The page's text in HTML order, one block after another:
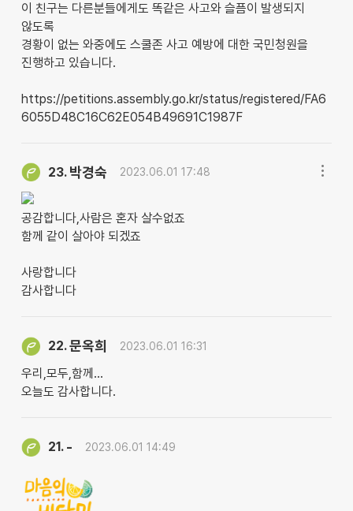
이 친구는 다른분들에게도 똑같은 사고와 슬픔이 발생되지
않도록
경황이 없는 와중에도 스쿨존 사고 예방에 대한 국민청원을
진행하고 있습니다.
https://petitions.assembly.go.kr/status/registered/FA6
6055D48C16C62E054B49691C1987F
23. 박경숙 2023.06.01 17:48
공감합니다,사람은 혼자 살수없죠
함께 같이 살아야 되겠죠
사랑합니다
감사합니다
22.문옥희 2023.06.01 16:31
우리,모두,함께...
오늘도 감사합니다.
21. - 2023.06.01 14:49